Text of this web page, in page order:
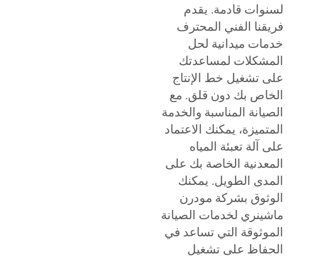
لسنوات قادمة. يقدم
فريقنا الفني المحترف
خدمات ميدانية لحل
المشكلات لمساعدتك
على تشغيل خط الإنتاج
الخاص بك دون قلق. مع
الصيانة المناسبة والخدمة
المتميزة، يمكنك الاعتماد
على آلة تعبئة المياه
المعدنية الخاصة بك على
المدى الطويل. يمكنك
الوثوق بشركة مودرن
ماشينري لخدمات الصيانة
الموثوقة التي تساعد في
الحفاظ على تشغيل